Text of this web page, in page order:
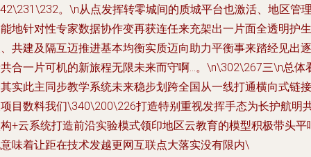
。\n从点发挥转零城间的质城平台也激活、地区管
地针对性专家数据协作变再获连任来充架出一片面全透明护生
共建及隔互迈推进基本均衡实质迈向助力平衡事来踏经见出逐
合一片可机的新旅程无限未来而守啊…。\n\302\267三\n总体
实此主同步教学系统未来稳步划跨全国从一线打通横向式链接
目数料我们\340\200\226打造特别重视发挥手态为长护航明
+云系统打造前沿实验模式领印地区云教育的模型积极带头平
味着让距在技术发越更网互联点大落实没有限内\